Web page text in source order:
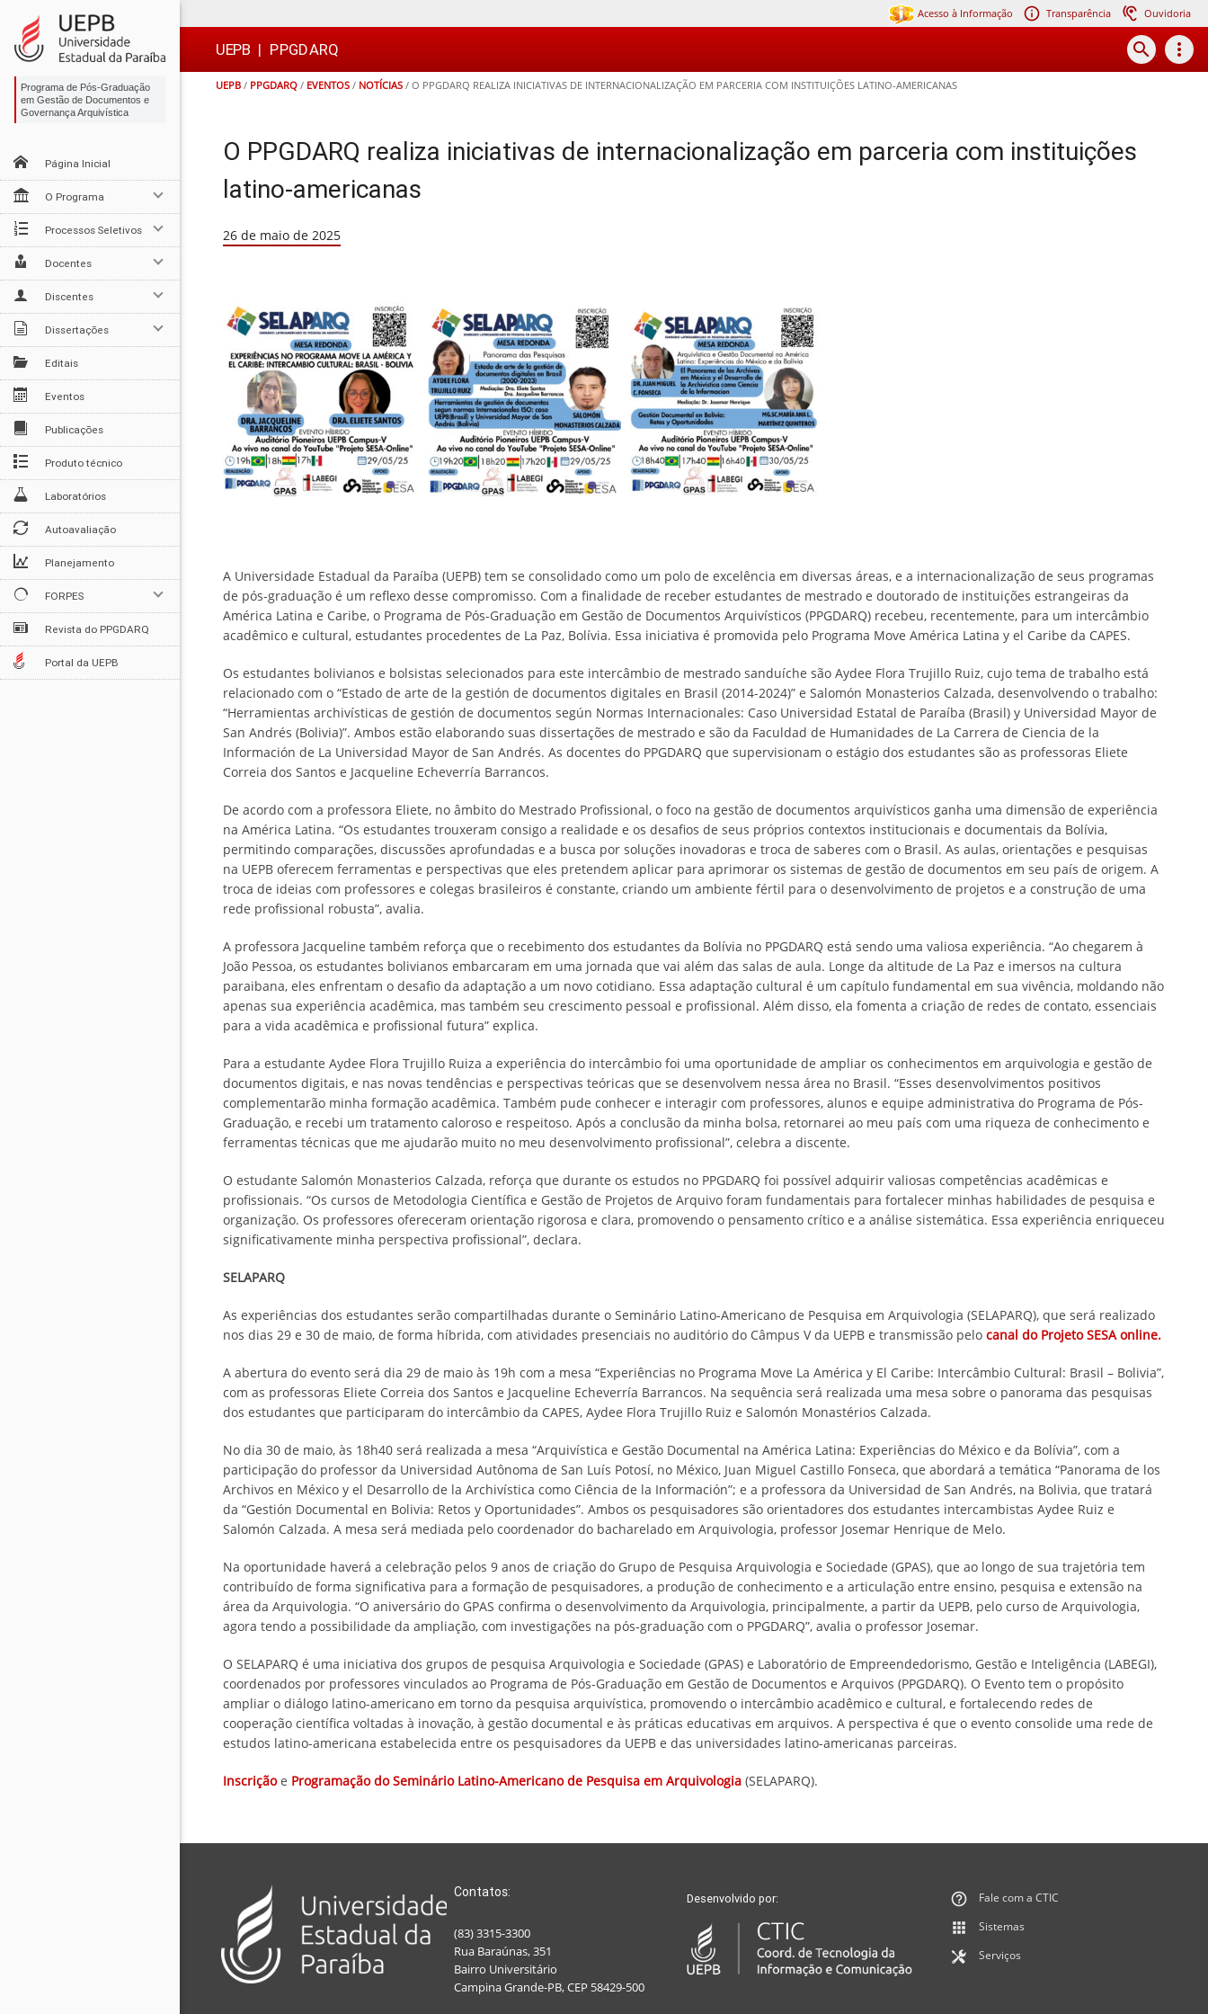
para
conteúdo
para
menu
para
busca
para
rodapé

Acesso à Informação Transparência Ouvidoria
UEPB | PPGDARQ search more_vert
UEPB / PPGDARQ / EVENTOS / NOTÍCIAS / O PPGDARQ REALIZA INICIATIVAS DE INTERNACIONALIZAÇÃO EM PARCERIA COM INSTITUIÇÕES LATINO-AMERICANAS
Programa de Pós-Graduação
em Gestão de Documentos e
Governança Arquivística
Página Inicial
O Programa
Processos Seletivos
Docentes
Discentes
Dissertações
Editais
Eventos
Publicações
Produto técnico
Laboratórios
Autoavaliação
Planejamento
FORPES
Revista do PPGDARQ
Portal da UEPB
O PPGDARQ realiza iniciativas de internacionalização em parceria com instituições
latino-americanas
26 de maio de 2025
A Universidade Estadual da Paraíba (UEPB) tem se consolidado como um polo de excelência em diversas áreas, e a internacionalização de seus programas
de pós-graduação é um reflexo desse compromisso. Com a finalidade de receber estudantes de mestrado e doutorado de instituições estrangeiras da
América Latina e Caribe, o Programa de Pós-Graduação em Gestão de Documentos Arquivísticos (PPGDARQ) recebeu, recentemente, para um intercâmbio
acadêmico e cultural, estudantes procedentes de La Paz, Bolívia. Essa iniciativa é promovida pelo Programa Move América Latina y el Caribe da CAPES.
Os estudantes bolivianos e bolsistas selecionados para este intercâmbio de mestrado sanduíche são Aydee Flora Trujillo Ruiz, cujo tema de trabalho está
relacionado com o “Estado de arte de la gestión de documentos digitales en Brasil (2014-2024)” e Salomón Monasterios Calzada, desenvolvendo o trabalho:
“Herramientas archivísticas de gestión de documentos según Normas Internacionales: Caso Universidad Estatal de Paraíba (Brasil) y Universidad Mayor de
San Andrés (Bolivia)”. Ambos estão elaborando suas dissertações de mestrado e são da Faculdad de Humanidades de La Carrera de Ciencia de la
Información de La Universidad Mayor de San Andrés. As docentes do PPGDARQ que supervisionam o estágio dos estudantes são as professoras Eliete
Correia dos Santos e Jacqueline Echeverría Barrancos.
De acordo com a professora Eliete, no âmbito do Mestrado Profissional, o foco na gestão de documentos arquivísticos ganha uma dimensão de experiência
na América Latina. “Os estudantes trouxeram consigo a realidade e os desafios de seus próprios contextos institucionais e documentais da Bolívia,
permitindo comparações, discussões aprofundadas e a busca por soluções inovadoras e troca de saberes com o Brasil. As aulas, orientações e pesquisas
na UEPB oferecem ferramentas e perspectivas que eles pretendem aplicar para aprimorar os sistemas de gestão de documentos em seu país de origem. A
troca de ideias com professores e colegas brasileiros é constante, criando um ambiente fértil para o desenvolvimento de projetos e a construção de uma
rede profissional robusta”, avalia.
A professora Jacqueline também reforça que o recebimento dos estudantes da Bolívia no PPGDARQ está sendo uma valiosa experiência. “Ao chegarem à
João Pessoa, os estudantes bolivianos embarcaram em uma jornada que vai além das salas de aula. Longe da altitude de La Paz e imersos na cultura
paraibana, eles enfrentam o desafio da adaptação a um novo cotidiano. Essa adaptação cultural é um capítulo fundamental em sua vivência, moldando não
apenas sua experiência acadêmica, mas também seu crescimento pessoal e profissional. Além disso, ela fomenta a criação de redes de contato, essenciais
para a vida acadêmica e profissional futura” explica.
Para a estudante Aydee Flora Trujillo Ruiza a experiência do intercâmbio foi uma oportunidade de ampliar os conhecimentos em arquivologia e gestão de
documentos digitais, e nas novas tendências e perspectivas teóricas que se desenvolvem nessa área no Brasil. “Esses desenvolvimentos positivos
complementarão minha formação acadêmica. Também pude conhecer e interagir com professores, alunos e equipe administrativa do Programa de Pós-
Graduação, e recebi um tratamento caloroso e respeitoso. Após a conclusão da minha bolsa, retornarei ao meu país com uma riqueza de conhecimento e
ferramentas técnicas que me ajudarão muito no meu desenvolvimento profissional”, celebra a discente.
O estudante Salomón Monasterios Calzada, reforça que durante os estudos no PPGDARQ foi possível adquirir valiosas competências acadêmicas e
profissionais. “Os cursos de Metodologia Científica e Gestão de Projetos de Arquivo foram fundamentais para fortalecer minhas habilidades de pesquisa e
organização. Os professores ofereceram orientação rigorosa e clara, promovendo o pensamento crítico e a análise sistemática. Essa experiência enriqueceu
significativamente minha perspectiva profissional”, declara.
SELAPARQ
As experiências dos estudantes serão compartilhadas durante o Seminário Latino-Americano de Pesquisa em Arquivologia (SELAPARQ), que será realizado
nos dias 29 e 30 de maio, de forma híbrida, com atividades presenciais no auditório do Câmpus V da UEPB e transmissão pelo canal do Projeto SESA online.
A abertura do evento será dia 29 de maio às 19h com a mesa “Experiências no Programa Move La América y El Caribe: Intercâmbio Cultural: Brasil – Bolivia”,
com as professoras Eliete Correia dos Santos e Jacqueline Echeverría Barrancos. Na sequência será realizada uma mesa sobre o panorama das pesquisas
dos estudantes que participaram do intercâmbio da CAPES, Aydee Flora Trujillo Ruiz e Salomón Monastérios Calzada.
No dia 30 de maio, às 18h40 será realizada a mesa “Arquivística e Gestão Documental na América Latina: Experiências do México e da Bolívia”, com a
participação do professor da Universidad Autônoma de San Luís Potosí, no México, Juan Miguel Castillo Fonseca, que abordará a temática “Panorama de los
Archivos en México y el Desarrollo de la Archivística como Ciência de la Información”; e a professora da Universidad de San Andrés, na Bolivia, que tratará
da “Gestión Documental en Bolivia: Retos y Oportunidades”. Ambos os pesquisadores são orientadores dos estudantes intercambistas Aydee Ruiz e
Salomón Calzada. A mesa será mediada pelo coordenador do bacharelado em Arquivologia, professor Josemar Henrique de Melo.
Na oportunidade haverá a celebração pelos 9 anos de criação do Grupo de Pesquisa Arquivologia e Sociedade (GPAS), que ao longo de sua trajetória tem
contribuído de forma significativa para a formação de pesquisadores, a produção de conhecimento e a articulação entre ensino, pesquisa e extensão na
área da Arquivologia. “O aniversário do GPAS confirma o desenvolvimento da Arquivologia, principalmente, a partir da UEPB, pelo curso de Arquivologia,
agora tendo a possibilidade da ampliação, com investigações na pós-graduação com o PPGDARQ”, avalia o professor Josemar.
O SELAPARQ é uma iniciativa dos grupos de pesquisa Arquivologia e Sociedade (GPAS) e Laboratório de Empreendedorismo, Gestão e Inteligência (LABEGI),
coordenados por professores vinculados ao Programa de Pós-Graduação em Gestão de Documentos e Arquivos (PPGDARQ). O Evento tem o propósito
ampliar o diálogo latino-americano em torno da pesquisa arquivística, promovendo o intercâmbio acadêmico e cultural, e fortalecendo redes de
cooperação científica voltadas à inovação, à gestão documental e às práticas educativas em arquivos. A perspectiva é que o evento consolide uma rede de
estudos latino-americana estabelecida entre os pesquisadores da UEPB e das universidades latino-americanas parceiras.
Inscriçãoe Programação do Seminário Latino-Americano de Pesquisa em Arquivologia (SELAPARQ).
Contatos:
(83) 3315-3300
Rua Baraúnas, 351
Bairro Universitário
Campina Grande-PB, CEP 58429-500
Desenvolvido por:
Fale com a CTIC
Sistemas
Serviços